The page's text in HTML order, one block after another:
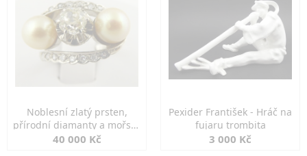
Noblesní zlatý prsten,
přírodní diamanty a mořské
perly
40 000 Kč
Pexider František - Hráč na
fujaru trombita
3 000 Kč